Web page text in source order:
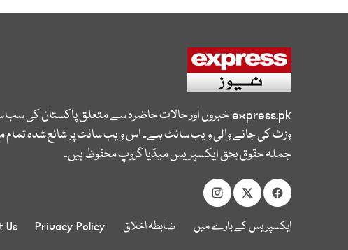
express.pkخبروں اور حالات حاضرہ سے متعلق پاکستان کی سب
وزٹ کی جانے والی ویب سائٹ ہے۔ اس ویب سائٹ پر شائع شدہ تمام
جملہ حقوق بحق ایکسپریس میڈیا گروپ محفوظ ہیں۔
ایکسپریس کے بارے میں ضابطہ اخلاق Privacy Policy
Us